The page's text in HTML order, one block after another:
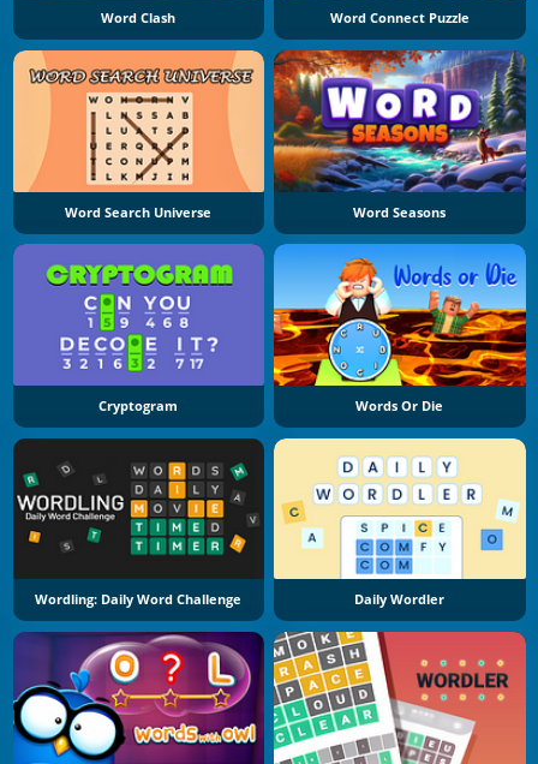
Word Clash Word Connect Puzzle
Word Search Universe Word Seasons
Cryptogram Words Or Die
Wordling: Daily Word Challenge Daily Wordler